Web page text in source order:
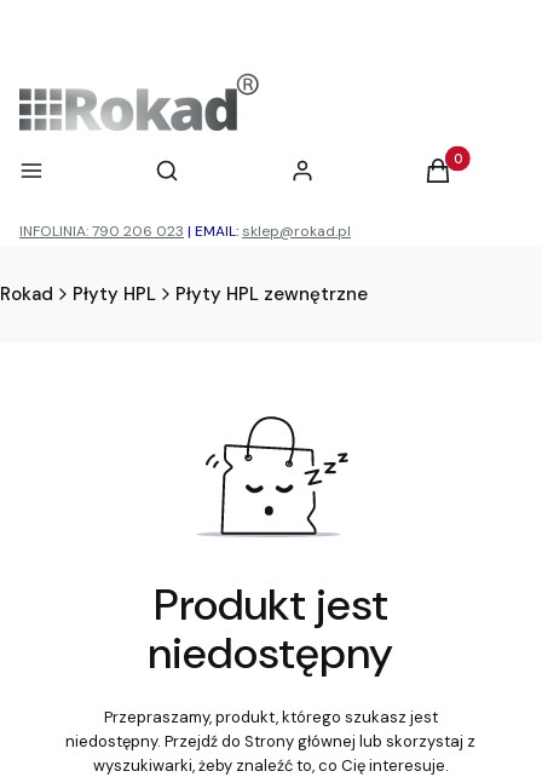
Menu Otwórz wyszukiwarkę
Szukaj Zaloguj się Produkty w
Koszyk
INFOLINIA: 790 206 023 | EMAIL: sklep@rokad.pl
Rokad Płyty HPL Płyty HPL zewnętrzne
Produkt jest
niedostępny
Przepraszamy, produkt, którego szukasz jest
niedostępny. Przejdź do Strony głównej lub skorzystaj z
wyszukiwarki, żeby znaleźć to, co Cię interesuje.